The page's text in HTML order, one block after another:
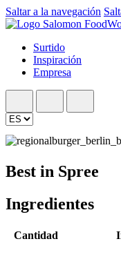
Saltar a la navegación
Surtido
Inspiración
Empresa
Best in Spree
Ingredientes
Cantidad